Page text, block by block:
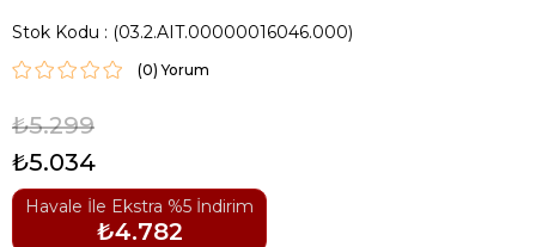
Stok Kodu (03.2.AIT.00000016046.000)
(0)
₺5.299
₺5.034
Havale İle Ekstra %5 İndirim
₺4.782